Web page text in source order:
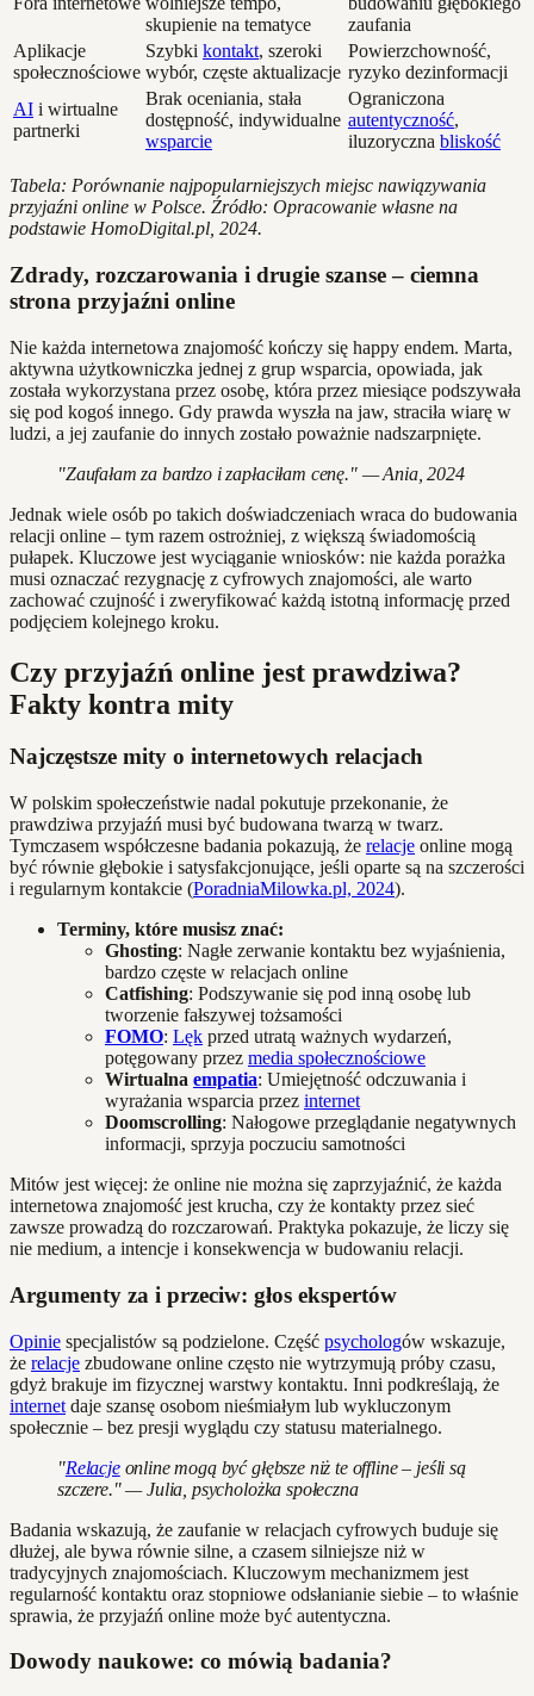
skupienie na tematyce
zaufania
Aplikacje
społecznościowe
Szybki kontakt, szeroki
wybór, częste aktualizacje
Powierzchowność,
ryzyko dezinformacji
AI i wirtualne
partnerki
Brak oceniania, stała
dostępność, indywidualne
wsparcie
Ograniczona
autentyczność,
iluzoryczna bliskość
Tabela: Porównanie najpopularniejszych miejsc nawiązywania
przyjaźni online w Polsce. Źródło: Opracowanie własne na
podstawie HomoDigital.pl, 2024.
Zdrady, rozczarowania i drugie szanse – ciemna
strona przyjaźni online
Nie każda internetowa znajomość kończy się happy endem. Marta,
aktywna użytkowniczka jednej z grup wsparcia, opowiada, jak
została wykorzystana przez osobę, która przez miesiące podszywała
się pod kogoś innego. Gdy prawda wyszła na jaw, straciła wiarę w
ludzi, a jej zaufanie do innych zostało poważnie nadszarpnięte.
"Zaufałam za bardzo i zapłaciłam cenę." — Ania, 2024
Jednak wiele osób po takich doświadczeniach wraca do budowania
relacji online – tym razem ostrożniej, z większą świadomością
pułapek. Kluczowe jest wyciąganie wniosków: nie każda porażka
musi oznaczać rezygnację z cyfrowych znajomości, ale warto
zachować czujność i zweryfikować każdą istotną informację przed
podjęciem kolejnego kroku.
Czy przyjaźń online jest prawdziwa?
Fakty kontra mity
Najczęstsze mity o internetowych relacjach
W polskim społeczeństwie nadal pokutuje przekonanie, że
prawdziwa przyjaźń musi być budowana twarzą w twarz.
Tymczasem współczesne badania pokazują, że relacje online mogą
być równie głębokie i satysfakcjonujące, jeśli oparte są na szczerości
i regularnym kontakcie (PoradniaMilowka.pl, 2024).
Terminy, które musisz znać:
Ghosting: Nagłe zerwanie kontaktu bez wyjaśnienia,
bardzo częste w relacjach online
Catfishing: Podszywanie się pod inną osobę lub
tworzenie fałszywej tożsamości
FOMO: Lęk przed utratą ważnych wydarzeń,
potęgowany przez media społecznościowe
Wirtualna empatia: Umiejętność odczuwania i
wyrażania wsparcia przez internet
Doomscrolling: Nałogowe przeglądanie negatywnych
informacji, sprzyja poczuciu samotności
Mitów jest więcej: że online nie można się zaprzyjaźnić, że każda
internetowa znajomość jest krucha, czy że kontakty przez sieć
zawsze prowadzą do rozczarowań. Praktyka pokazuje, że liczy się
nie medium, a intencje i konsekwencja w budowaniu relacji.
Argumenty za i przeciw: głos ekspertów
Opinie specjalistów są podzielone. Część psychologów wskazuje,
że relacje zbudowane online często nie wytrzymują próby czasu,
gdyż brakuje im fizycznej warstwy kontaktu. Inni podkreślają, że
internet daje szansę osobom nieśmiałym lub wykluczonym
społecznie – bez presji wyglądu czy statusu materialnego.
"Relacjeonline mogą być głębsze niż te offline – jeśli są
szczere." — Julia, psycholożka społeczna
Badania wskazują, że zaufanie w relacjach cyfrowych buduje się
dłużej, ale bywa równie silne, a czasem silniejsze niż w
tradycyjnych znajomościach. Kluczowym mechanizmem jest
regularność kontaktu oraz stopniowe odsłanianie siebie – to właśnie
sprawia, że przyjaźń online może być autentyczna.
Dowody naukowe: co mówią badania?